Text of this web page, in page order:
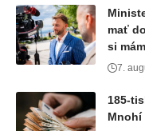
mať
si
7.
185-